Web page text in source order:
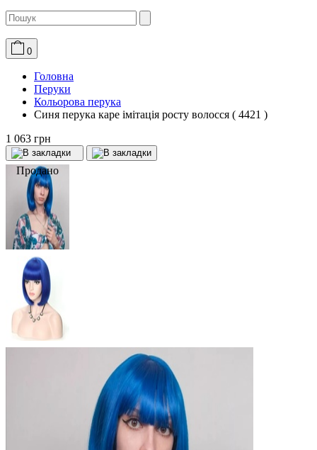
0
Головна
Перуки
Кольорова перука
Синя перука каре імітація росту волосся ( 4421 )
1 063 грн
Продано